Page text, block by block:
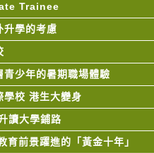
Trainee
升學的考慮
少年的暑期職場體驗
學校 港生大變身
讀大學鋪路
育前景躍進的「黃金十年」